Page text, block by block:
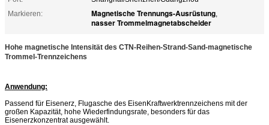
Markieren:
Magnetische Trennungs-Ausrüstung,
nasser Trommelmagnetabscheider
Hohe magnetische Intensität des CTN-Reihen-Strand-Sand-magnetische
Trommel-Trennzeichens
Anwendung:
Passend für Eisenerz, Flugasche des EisenKraftwerktrennzeichens mit der
großen Kapazität, hohe Wiederfindungsrate, besonders für das
Eisenerzkonzentrat ausgewählt.